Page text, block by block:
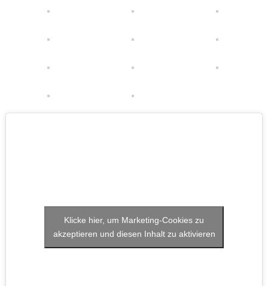
Klicke hier, um Marketing-Cookies zu
akzeptieren und diesen Inhalt zu aktivieren